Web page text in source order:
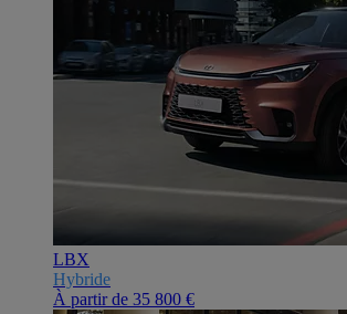
LBX
Hybride
À partir de 35 800 €